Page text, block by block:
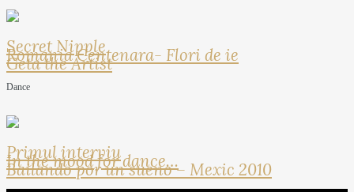
Secret Nipple
Romania Centenara- Flori de ie
Geta the Artist
Dance
Primul interviu
In the mood for dance…
Bailando por un sueno – Mexic 2010